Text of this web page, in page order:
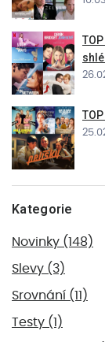
Kategorie
Novinky (148)
Slevy (3)
Srovnání (11)
Testy (1)